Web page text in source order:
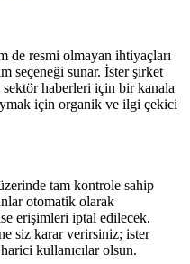
de resmi olmayan ihtiyaçları
seçeneği sunar. İster şirket
sektör haberleri için bir kanala
için organik ve ilgi çekici
tam kontrole sahip
otomatik olarak
erişimleri iptal edilecek.
siz karar verirsiniz; ister
kullanıcılar olsun.